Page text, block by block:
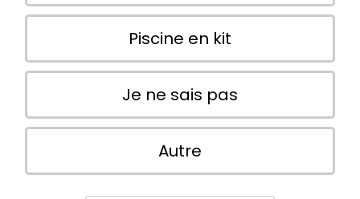
Piscine en kit
Je ne sais pas
Autre